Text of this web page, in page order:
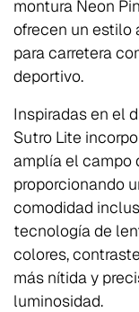
montura Neon
ofrecen un estilo
para carretera
deportivo.
Inspiradas en el
Sutro Lite
amplía el campo
proporcionando
comodidad
tecnología de
colores,
más nítida y
luminosidad.